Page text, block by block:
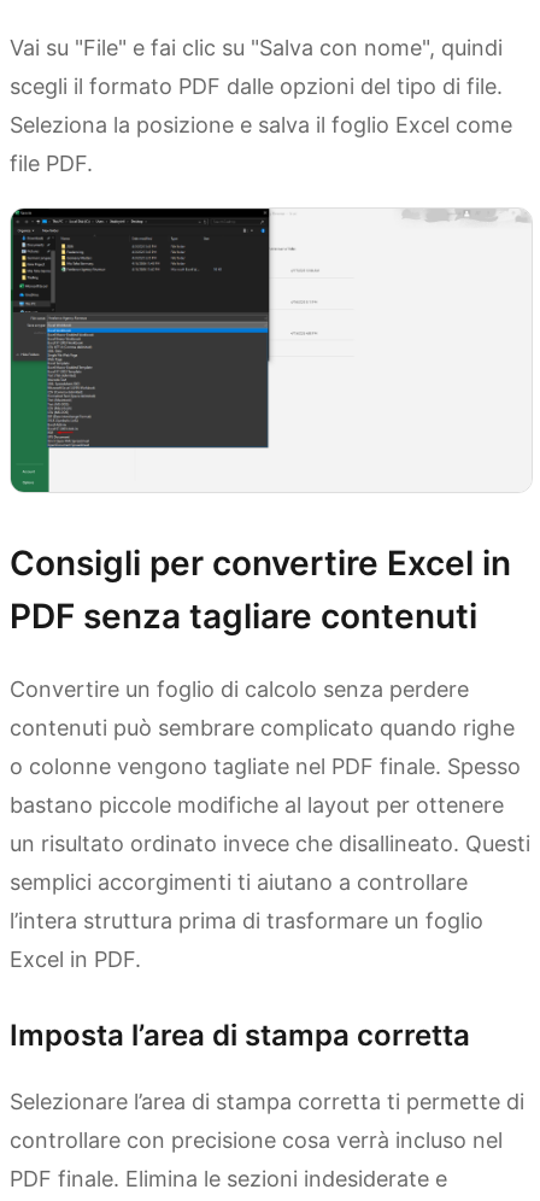
Vai su "File" e fai clic su "Salva con nome", quindi
scegli il formato PDF dalle opzioni del tipo di file.
Seleziona la posizione e salva il foglio Excel come
file PDF.
Consigli per convertire Excel in
PDF senza tagliare contenuti
Convertire un foglio di calcolo senza perdere
contenuti può sembrare complicato quando righe
o colonne vengono tagliate nel PDF finale. Spesso
bastano piccole modifiche al layout per ottenere
un risultato ordinato invece che disallineato. Questi
semplici accorgimenti ti aiutano a controllare
l’intera struttura prima di trasformare un foglio
Excel in PDF.
Imposta l’area di stampa corretta
Selezionare l’area di stampa corretta ti permette di
controllare con precisione cosa verrà incluso nel
PDF finale. Elimina le sezioni indesiderate e